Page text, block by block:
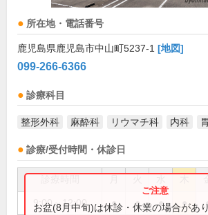
所在地・電話番号
鹿児島県鹿児島市中山町5237-1 [地図]
099-266-6366
診療科目
整形外科 麻酔科 リウマチ科 内科
診療/受付時間・休診日
9:00～12:00 ● ● ● ● ●
お盆(8月中旬)は休診・休業の場合があ